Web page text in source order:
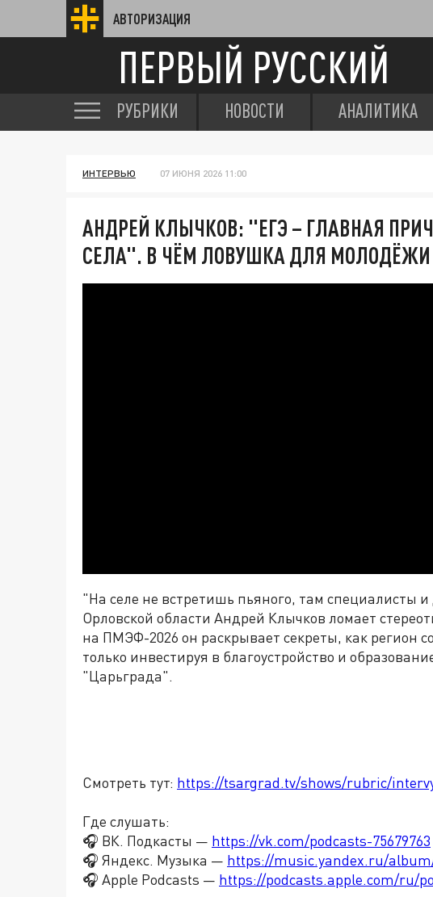
АВТОРИЗАЦИЯ
ПЕРВЫЙ РУССКИЙ
РУБРИКИ НОВОСТИ АНАЛИТИКА
ИНТЕРВЬЮ 07 ИЮНЯ 2026 11:00
АНДРЕЙ КЛЫЧКОВ: "ЕГЭ – ГЛАВНАЯ
СЕЛА". В ЧЁМ ЛОВУШКА ДЛЯ МОЛОДЁЖИ
"На селе не встретишь пьяного, там специалисты
Орловской области Андрей Клычков ломает
на ПМЭФ-2026 он раскрывает секреты, как регион
только инвестируя в благоустройство и
"Царьграда".
Смотреть тут: https://tsargrad.tv/shows/rubric/
Где слушать:
🎧 ВК. Подкасты — https://vk.com/podcasts-75679763
🎧 Яндекс. Музыка — https://music.yandex.ru/album/
🎧 Apple Podcasts — https://podcasts.apple.com/ru/